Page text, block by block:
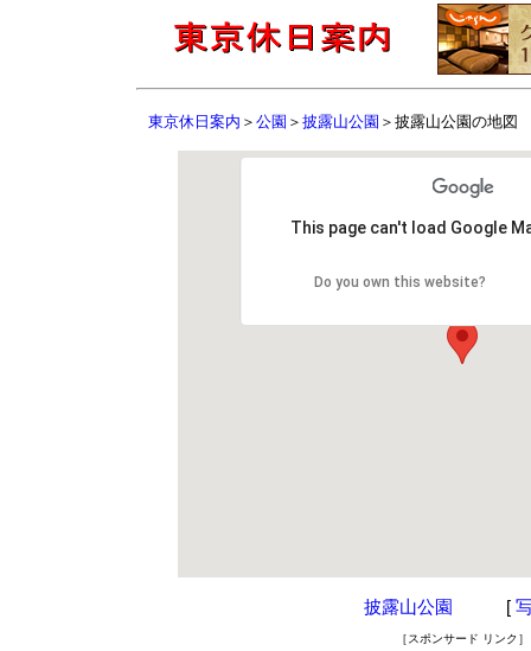
東京休日案内 ＞ 公園 ＞ 披露山公園 ＞披露山公園の地図
This page can't load Google
Do you own this website?
披露山公園 [
［スポンサード リンク］